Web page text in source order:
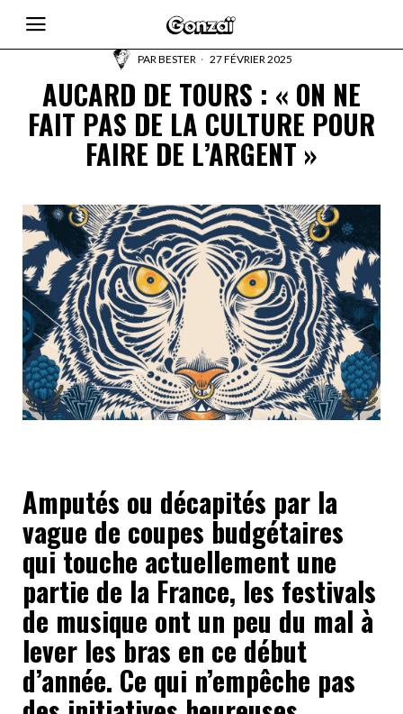
PARBESTER 27 FÉVRIER 2025
AUCARD DE TOURS : « ON NE
FAIT PAS DE LA CULTURE POUR
FAIRE DE L’ARGENT »
Amputés ou décapités par la
vague de coupes budgétaires
qui touche actuellement une
partie de la France, les festivals
de musique ont un peu du mal à
lever les bras en ce début
d’année. Ce qui n’empêche pas